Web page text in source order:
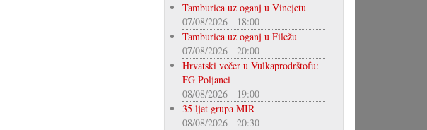
Tamburica uz oganj u Vincjetu
07/08/2026 - 18:00
Tamburica uz oganj u Filežu
07/08/2026 - 20:00
Hrvatski večer u Vulkaprodrštofu:
FG Poljanci
08/08/2026 - 19:00
35 ljet grupa MIR
08/08/2026 - 20:30